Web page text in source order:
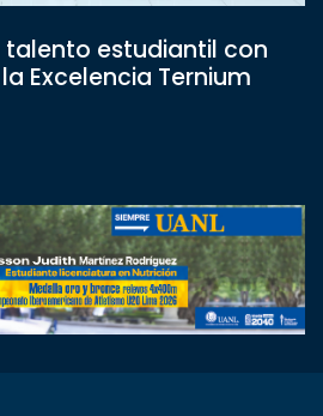
talento estudiantil con
Excelencia Ternium